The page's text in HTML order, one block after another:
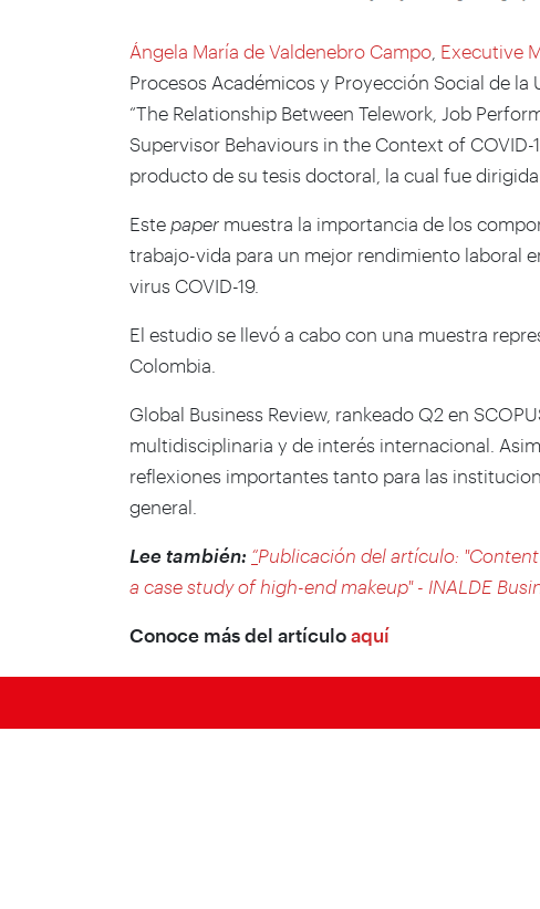
Ángela María de Valdenebro Campo Executive
Procesos Académicos y Proyección Social de
“The Relationship Between Telework, Job
Supervisor Behaviours in the Context of COVID-
producto de su tesis doctoral, la cual fue
Este paper muestra la importancia de los
trabajo-vida para un mejor rendimiento laboral
virus COVID-19.
El estudio se llevó a cabo con una muestra
Colombia.
Global Business Review, rankeado Q2 en
multidisciplinaria y de interés internacional.
reflexiones importantes tanto para las
general.
Lee también: “Publicación del artículo:
a case study of high-end makeup" - INALDE
Conoce más del artículo aquí